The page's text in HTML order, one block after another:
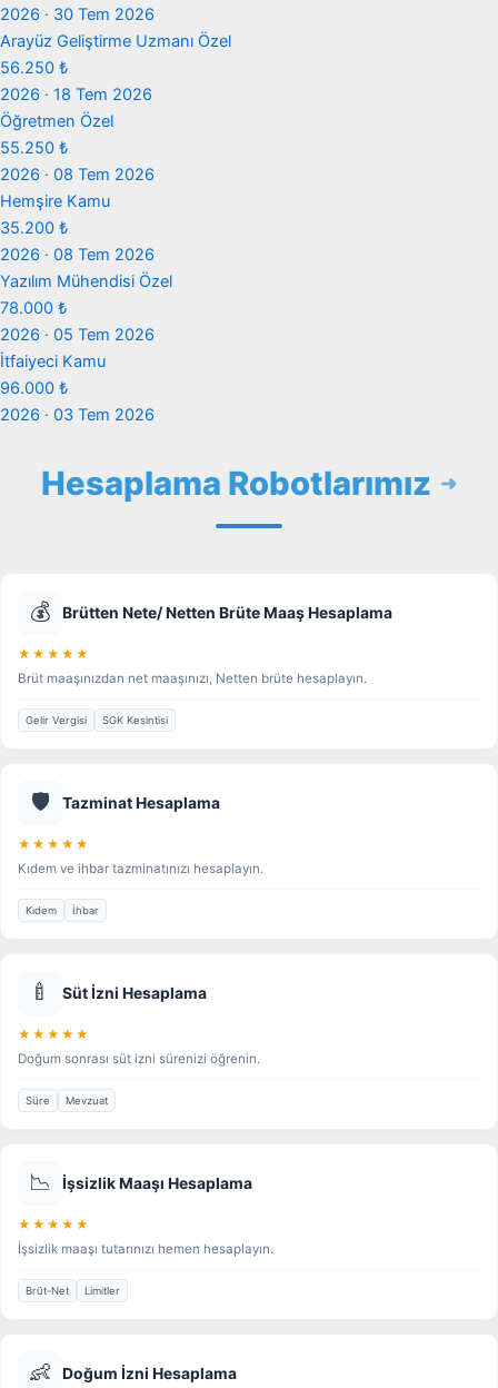
2026 · 30 Tem 2026
Arayüz Geliştirme Uzmanı Özel
56.250 ₺
2026 · 18 Tem 2026
Öğretmen Özel
55.250 ₺
2026 · 08 Tem 2026
Hemşire Kamu
35.200 ₺
2026 · 08 Tem 2026
Yazılım Mühendisi Özel
78.000 ₺
2026 · 05 Tem 2026
İtfaiyeci Kamu
96.000 ₺
2026 · 03 Tem 2026
Hesaplama Robotlarımız
💰 Brütten Nete/ Netten Brüte Maaş Hesaplama
★★★★★
Brüt maaşınızdan net maaşınızı, Netten brüte hesaplayın.
Gelir Vergisi SGK Kesintisi
🛡️ Tazminat Hesaplama
★★★★★
Kıdem ve ihbar tazminatınızı hesaplayın.
Kıdem İhbar
🍼 Süt İzni Hesaplama
★★★★★
Doğum sonrası süt izni sürenizi öğrenin.
Süre Mevzuat
📉 İşsizlik Maaşı Hesaplama
★★★★★
İşsizlik maaşı tutarınızı hemen hesaplayın.
Brüt-Net Limitler
👶 Doğum İzni Hesaplama